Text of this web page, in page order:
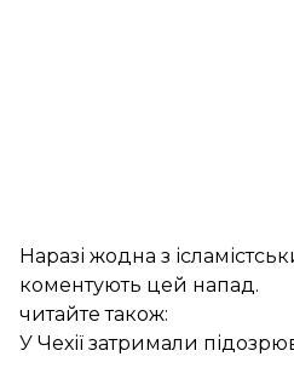
Наразі жодна з
коментують цей напад.
читайте також:
У Чехії затримали